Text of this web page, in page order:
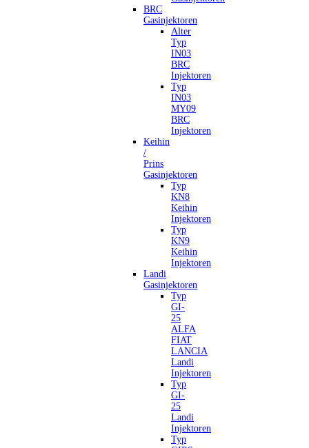
BRC
Gasinjektoren
Alter
Typ
IN03
BRC
Injektoren
Typ
IN03
MY09
BRC
Injektoren
Keihin
/
Prins
Gasinjektoren
Typ
KN8
Keihin
Injektoren
Typ
KN9
Keihin
Injektoren
Landi
Gasinjektoren
Typ
GI-
25
ALFA
FIAT
LANCIA
Landi
Injektoren
Typ
GI-
25
Landi
Injektoren
Typ